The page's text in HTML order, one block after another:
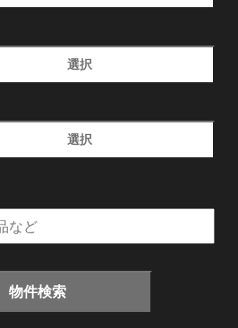
選択
選択
物件検索